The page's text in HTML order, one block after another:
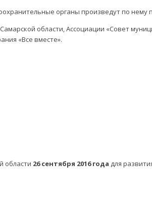
органы произведут по нему
области, Ассоциации «Совет
«Все вместе».
области 26 сентября 2016 года для